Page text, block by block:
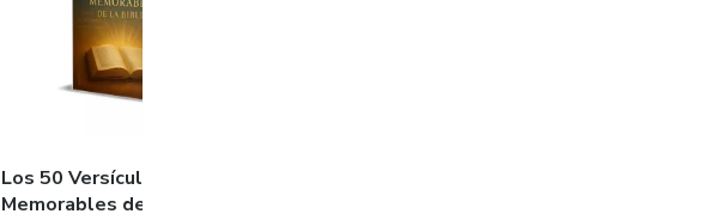
Los 50 Versículos Más
Memorables de la Biblia